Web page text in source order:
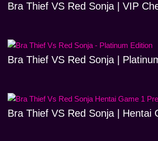
Bra Thief VS Red Sonja | VIP
Bra Thief VS Red Sonja |
Bra Thief VS Red Sonja | Hentai